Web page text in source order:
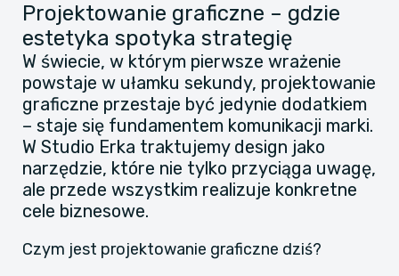
Projektowanie graficzne – gdzie
estetyka spotyka strategię
W świecie, w którym pierwsze wrażenie
powstaje w ułamku sekundy, projektowanie
graficzne przestaje być jedynie dodatkiem
– staje się fundamentem komunikacji marki.
W Studio Erka traktujemy design jako
narzędzie, które nie tylko przyciąga uwagę,
ale przede wszystkim realizuje konkretne
cele biznesowe.
Czym jest projektowanie graficzne dziś?